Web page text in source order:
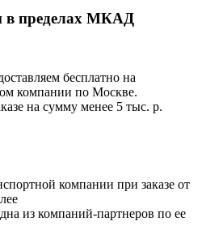
в пределах МКАД
бесплатно на
компании по Москве.
на сумму менее 5 тыс. р.
компании при заказе от
из компаний-партнеров по ее